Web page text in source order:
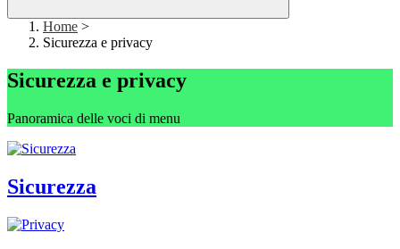
Home >
Sicurezza e privacy
Sicurezza e privacy
Panoramica delle voci di menu
Sicurezza